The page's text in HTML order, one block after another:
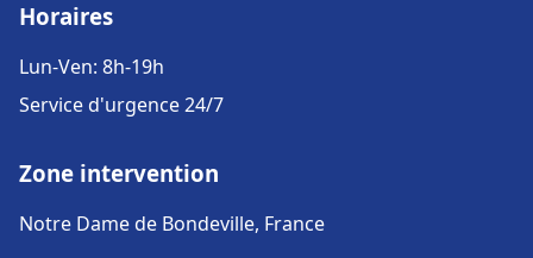
Horaires
Lun-Ven: 8h-19h
Service d'urgence 24/7
Zone intervention
Notre Dame de Bondeville, France